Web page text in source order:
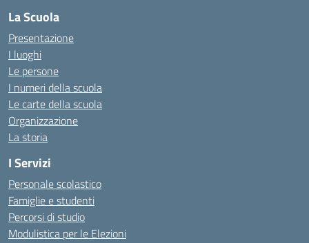
La Scuola
Presentazione
I luoghi
Le persone
I numeri della scuola
Le carte della scuola
Organizzazione
La storia
I Servizi
Personale scolastico
Famiglie e studenti
Percorsi di studio
Modulistica per le Elezioni